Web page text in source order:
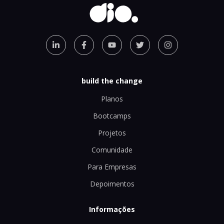
build the change
Planos
Bootcamps
Projetos
Comunidade
Para Empresas
Depoimentos
Informações